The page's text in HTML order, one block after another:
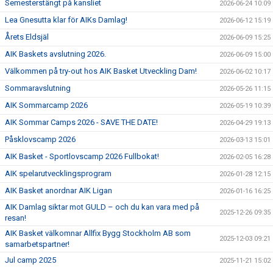
Semesterstängt på kansliet 2026-06-24 10:09
Lea Gnesutta klar för AIKs Damlag! 2026-06-12 15:19
Årets Eldsjäl 2026-06-09 15:25
AIK Baskets avslutning 2026. 2026-06-09 15:00
Välkommen på try-out hos AIK Basket Utveckling Dam! 2026-06-02 10:17
Sommaravslutning 2026-05-26 11:15
AIK Sommarcamp 2026 2026-05-19 10:39
AIK Sommar Camps 2026 - SAVE THE DATE! 2026-04-29 19:13
Påsklovscamp 2026 2026-03-13 15:01
AIK Basket - Sportlovscamp 2026 Fullbokat! 2026-02-05 16:28
AIK spelarutvecklingsprogram 2026-01-28 12:15
AIK Basket anordnar AIK Ligan 2026-01-16 16:25
AIK Damlag siktar mot GULD – och du kan vara med på
resan!
2025-12-26 09:35
AIK Basket välkomnar Allfix Bygg Stockholm AB som
samarbetspartner!
2025-12-03 09:21
Jul camp 2025 2025-11-21 15:02